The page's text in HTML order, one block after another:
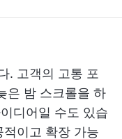
. 고객의 고통 포
은 밤 스크롤을 하
디어일 수도 있습
이고 확장 가능